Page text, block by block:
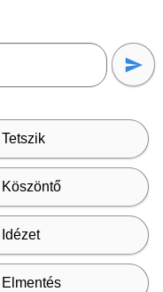
Tetszik
Köszöntő
Idézet
Elmentés